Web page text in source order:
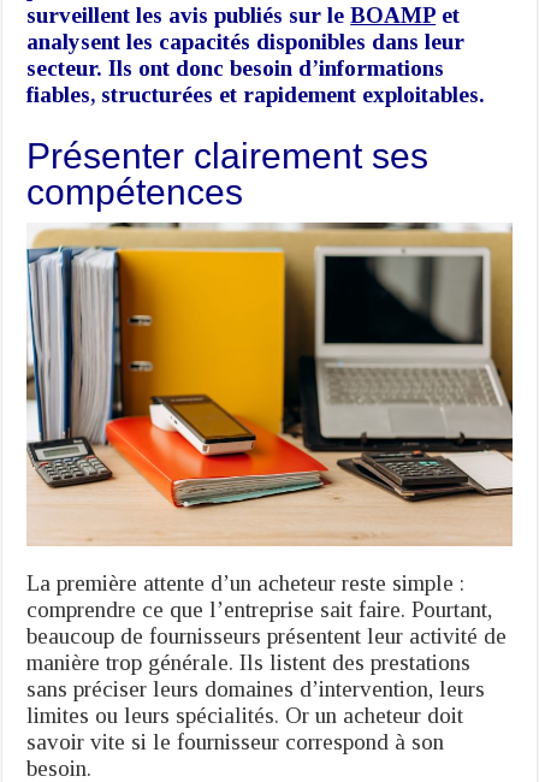
surveillent les avis publiés sur leBOAMP et
analysent les capacités disponibles dans leur
secteur. Ils ont donc besoin d’informations
fiables, structurées et rapidement exploitables.
Présenter clairement ses
compétences
La première attente d’un acheteur reste simple :
comprendre ce que l’entreprise sait faire. Pourtant,
beaucoup de fournisseurs présentent leur activité de
manière trop générale. Ils listent des prestations
sans préciser leurs domaines d’intervention, leurs
limites ou leurs spécialités. Or un acheteur doit
savoir vite si le fournisseur correspond à son
besoin.